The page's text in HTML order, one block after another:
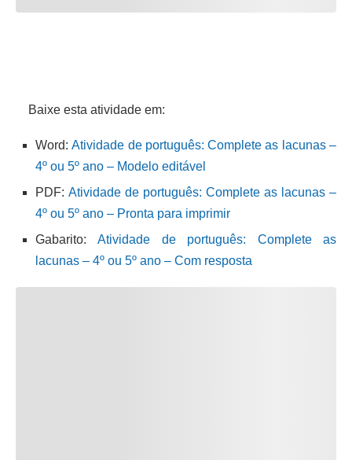
Baixe esta atividade em:
Word:Atividade de português: Complete as lacunas –
4º ou 5º ano – Modelo editável
PDF: Atividade de português: Complete as lacunas –
4º ou 5º ano – Pronta para imprimir
Gabarito:Atividade de português: Complete as
lacunas – 4º ou 5º ano – Com resposta